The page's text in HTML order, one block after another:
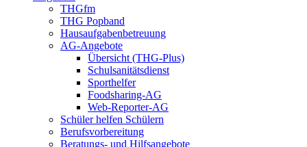
THGfm
THG Popband
Hausaufgabenbetreuung
AG-Angebote
Übersicht (THG-Plus)
Schulsanitätsdienst
Sporthelfer
Foodsharing-AG
Web-Reporter-AG
Schüler helfen Schülern
Berufsvorbereitung
Beratungs- und Hilfsangebote